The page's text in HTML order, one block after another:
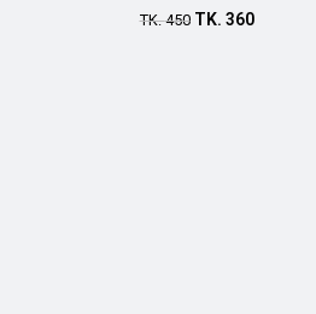
TK.450 TK. 360